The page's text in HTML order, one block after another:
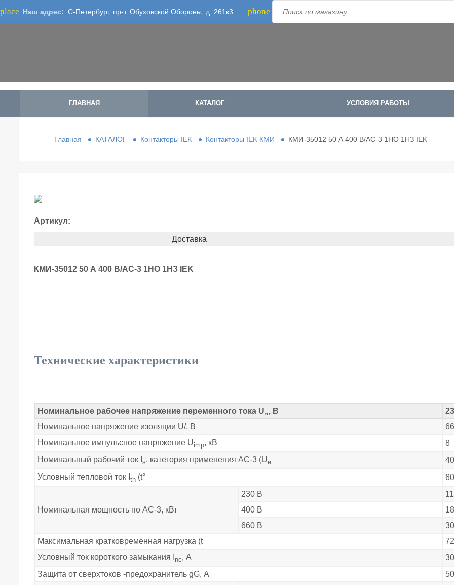
place Наш адрес: С-Петербург, пр-т. Обуховской Обороны, д. 261к3 phone Телефон: 8-800-500-1973
ГЛАВНАЯ КАТАЛОГ УСЛОВИЯ РАБОТЫ
Главная КАТАЛОГ Контакторы IEK Контакторы IEK КМИ КМИ-35012 50 А 400 В/АС-3 1НО 1НЗ IEK
Артикул:
Доставка
КМИ-35012 50 А 400 В/АС-3 1НО 1НЗ IEK
Технические характеристики
Номинальное рабочее напряжение переменного тока U„, В
Номинальное напряжение изоляции U/, В
Номинальное импульсное напряжение Uimp, кВ
8
Номинальный рабочий ток I s, категория применения АС-3 (Ue
40
Условный тепловой ток I th (t° 60
Номинальная мощность по АС-3, кВт
230 В
11
400 В
660 В
30
Максимальная кратковременная нагрузка (t
Условный ток короткого замыкания I
nc, А
Защита от сверхтоков -предохранитель gG, А
50